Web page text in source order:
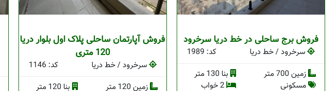
فروش برج ساحلی در خط دریا سرخرود
سرخرود / خط دریا
کد: 1989
زمین 700 متر
بنا 130 متر
مسکونی
2 خواب
فروش آپارتمان ساحلی پلاک اول بلوار دریا
120 متری
سرخرود / خط دریا
کد: 1146
زمین 120 متر
بنا 120 متر